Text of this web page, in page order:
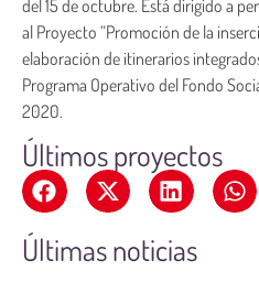
del 15 de octubre. Está dirigido a
al Proyecto “Promoción de la
elaboración de itinerarios
Programa Operativo del Fondo
2020.
Últimos proyectos
Últimas noticias